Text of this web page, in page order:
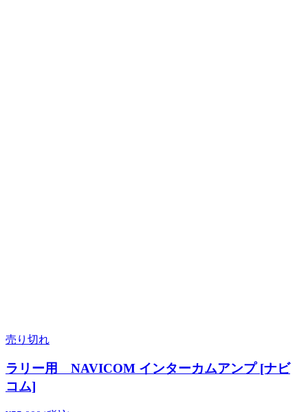
売り切れ
ラリー用 NAVICOM インターカムアンプ [ナビ
コム]